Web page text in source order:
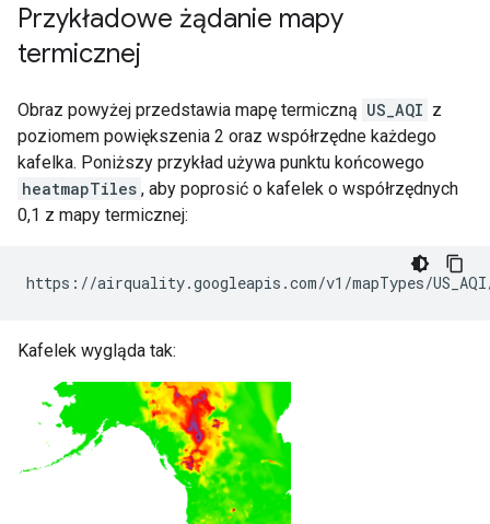
Przykładowe żądanie mapy
termicznej
Obraz powyżej przedstawia mapę termiczną US_AQI z
poziomem powiększenia 2 oraz współrzędne każdego
kafelka. Poniższy przykład używa punktu końcowego
heatmapTiles , aby poprosić o kafelek o współrzędnych
0,1 z mapy termicznej:
https://airquality.googleapis.com/v1/mapTypes/
Kafelek wygląda tak: